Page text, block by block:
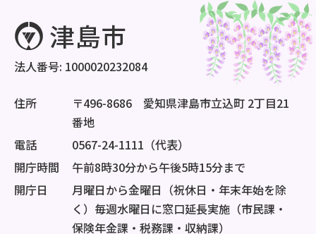
法人番号: 1000020232084
住所
〒496-8686 愛知県津島市立込町 2丁目21
番地
電話
0567-24-1111（代表）
開庁時間
午前8時30分から午後5時15分まで
開庁日
月曜日から金曜日（祝休日・年末年始を除
く）毎週水曜日に窓口延長実施（市民課・
保険年金課・税務課・収納課）